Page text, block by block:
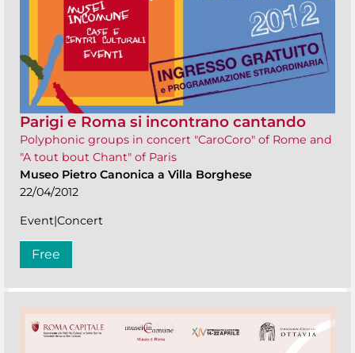
Parigi e Roma si incontrano cantando
Polyphonic groups in concert "CaroCoro" of Rome and
"A tout bout Chant" of Paris
Museo Pietro Canonica a Villa Borghese
22/04/2012
Event|Concert
Free